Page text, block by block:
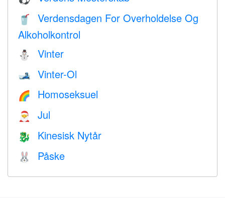
🥤
Verdensdagen For Overholdelse Og
Alkoholkontrol
⛄ Vinter
🎿 Vinter-Ol
🌈 Homoseksuel
🎅 Jul
🐉 Kinesisk Nytår
🐰 Påske